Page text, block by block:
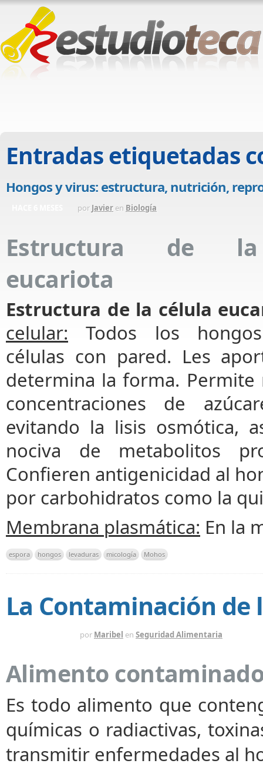
Entradas etiquetadas
Hongos y virus: estructura, nutrición,
por Javier en Biología
Estructura de
eucariota
Estructura de la célula
celular: Todos los
células con pared. Les
determina la forma. Permite
concentraciones de
evitando la lisis osmótica,
nociva de metabolitos
Confieren antigenicidad al
por carbohidratos como la
Membrana plasmática: En la
espora hongos levaduras micología Mohos
La Contaminación
por Maribel en Seguridad Alimentaria
Alimento
Es todo alimento que
químicas o radiactivas,
transmitir enfermedades al